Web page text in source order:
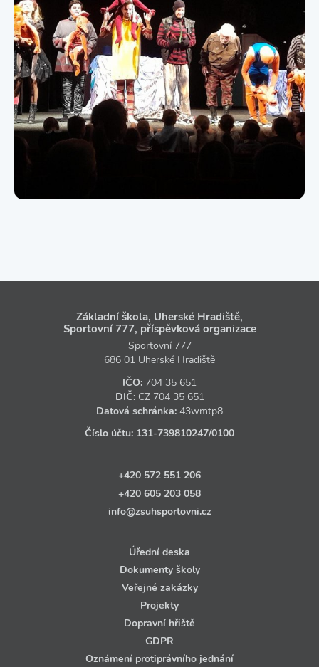
Základní škola, Uherské Hradiště,
Sportovní 777, příspěvková organizace
Sportovní 777
686 01 Uherské Hradiště
IČO: 704 35 651
DIČ: CZ 704 35 651
Datová schránka: 43wmtp8
Číslo účtu: 131‑739810247/0100
+420 572 551 206
+420 605 203 058
info@zsuhsportovni.cz
Úřední deska
Dokumenty školy
Veřejné zakázky
Projekty
Dopravní hřiště
GDPR
Oznámení protiprávního jednání